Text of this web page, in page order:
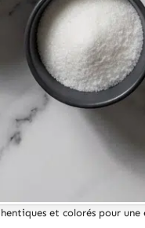
et colorés pour une